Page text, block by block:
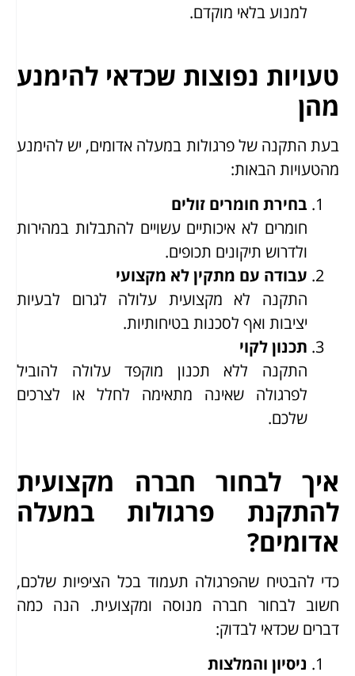
למנוע בלאי מוקדם.
טעויות נפוצות שכדאי להימנע
מהן
בעת התקנה של פרגולות במעלה אדומים, יש להימנע
מהטעויות הבאות:
בחירת חומרים זולים
חומרים לא איכותיים עשויים להתבלות במהירות
ולדרוש תיקונים תכופים.
עבודה עם מתקין לא מקצועי
התקנה לא מקצועית עלולה לגרום לבעיות
יציבות ואף לסכנות בטיחותיות.
תכנון לקוי
התקנה ללא תכנון מוקפד עלולה להוביל
לפרגולה שאינה מתאימה לחלל או לצרכים
שלכם.
איך לבחור חברה מקצועית
להתקנת פרגולות במעלה
אדומים?
כדי להבטיח שהפרגולה תעמוד בכל הציפיות שלכם,
חשוב לבחור חברה מנוסה ומקצועית. הנה כמה
דברים שכדאי לבדוק:
ניסיון והמלצות